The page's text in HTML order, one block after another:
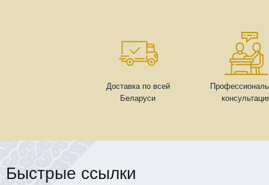
Доставка по всей
Беларуси
Быстрые ссылки